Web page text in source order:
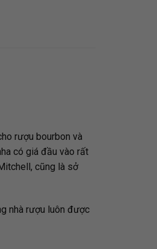
rượu bourbon và
có giá đầu vào rất
cũng là sở
nhà rượu luôn được